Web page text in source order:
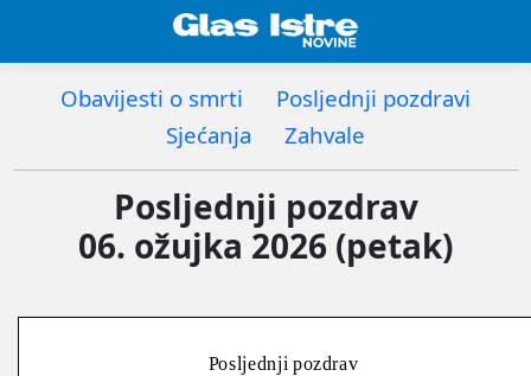
Obavijesti o smrti
Posljednji pozdravi
Sjećanja
Zahvale
Posljednji pozdrav
06. ožujka 2026 (petak)
Posljednji pozdrav